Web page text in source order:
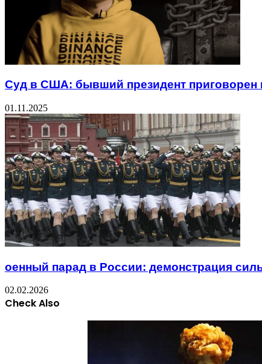
Суд в США: бывший президент приговорен
01.11.2025
оенный парад в России: демонстрация
02.02.2026
Check Also